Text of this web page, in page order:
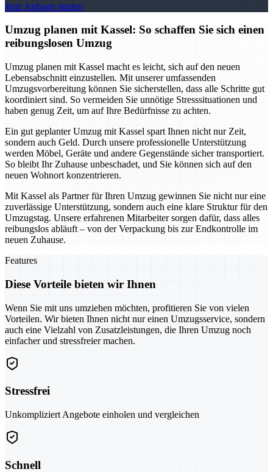
Jetzt Anfrage starten
Umzug planen mit Kassel: So schaffen Sie sich einen
reibungslosen Umzug
Umzug planen mit Kassel macht es leicht, sich auf den neuen
Lebensabschnitt einzustellen. Mit unserer umfassenden
Umzugsvorbereitung können Sie sicherstellen, dass alle Schritte gut
koordiniert sind. So vermeiden Sie unnötige Stresssituationen und
haben genug Zeit, um auf Ihre Bedürfnisse zu achten.
Ein gut geplanter Umzug mit Kassel spart Ihnen nicht nur Zeit,
sondern auch Geld. Durch unsere professionelle Unterstützung
werden Möbel, Geräte und andere Gegenstände sicher transportiert.
So bleibt Ihr Zuhause unbeschadet, und Sie können sich auf den
neuen Wohnort konzentrieren.
Mit Kassel als Partner für Ihren Umzug gewinnen Sie nicht nur eine
zuverlässige Unterstützung, sondern auch eine klare Struktur für den
Umzugstag. Unsere erfahrenen Mitarbeiter sorgen dafür, dass alles
reibungslos abläuft – von der Verpackung bis zur Endkontrolle im
neuen Zuhause.
Features
Diese Vorteile bieten wir Ihnen
Wenn Sie mit uns umziehen möchten, profitieren Sie von vielen
Vorteilen. Wir bieten Ihnen nicht nur einen Umzugsservice, sondern
auch eine Vielzahl von Zusatzleistungen, die Ihren Umzug noch
einfacher und stressfreier machen.
Stressfrei
Unkompliziert Angebote einholen und vergleichen
Schnell